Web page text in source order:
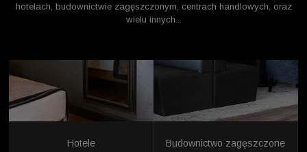
hotelach, budownictwie zagęszczonym, centrach handlowych, oraz
wielu innych...
Hotele Budownictwo zagęszczone